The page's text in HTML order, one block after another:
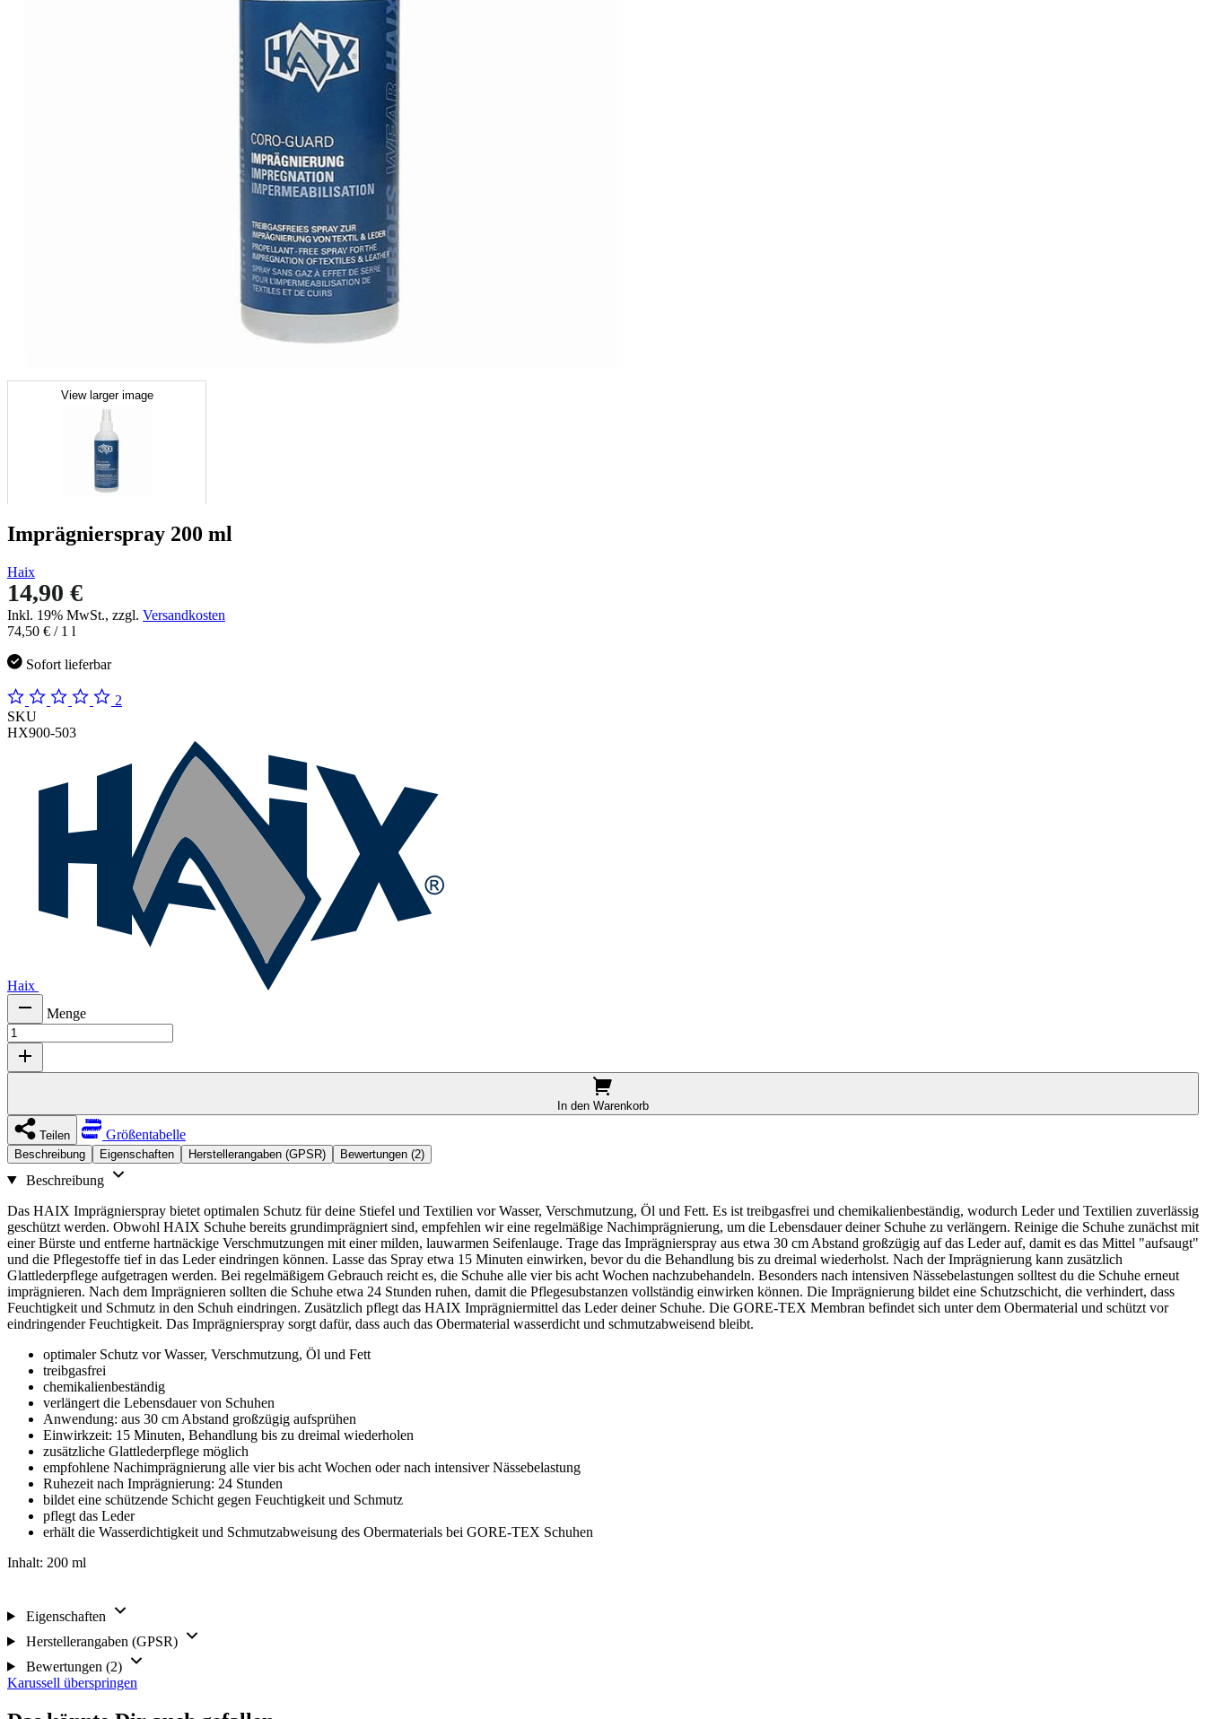
View larger image
Imprägnierspray 200 ml
Haix
14,90 €
Inkl. 19% MwSt., zzgl. Versandkosten
74,50 € / 1 l
Sofort lieferbar
2
SKU
HX900-503
Haix
Menge
In den Warenkorb
Teilen Größentabelle
Beschreibung Eigenschaften Herstellerangaben (GPSR) Bewertungen (2)
Beschreibung
Das HAIX Imprägnierspray bietet optimalen Schutz für deine Stiefel und Textilien vor Wasser, Verschmutzung, Öl und Fett. Es ist treibgasfrei und chemikalienbeständig, wodurch Leder und Textilien zuverlässig
geschützt werden. Obwohl HAIX Schuhe bereits grundimprägniert sind, empfehlen wir eine regelmäßige Nachimprägnierung, um die Lebensdauer deiner Schuhe zu verlängern. Reinige die Schuhe zunächst mit
einer Bürste und entferne hartnäckige Verschmutzungen mit einer milden, lauwarmen Seifenlauge. Trage das Imprägnierspray aus etwa 30 cm Abstand großzügig auf das Leder auf, damit es das Mittel "aufsaugt"
und die Pflegestoffe tief in das Leder eindringen können. Lasse das Spray etwa 15 Minuten einwirken, bevor du die Behandlung bis zu dreimal wiederholst. Nach der Imprägnierung kann zusätzlich
Glattlederpflege aufgetragen werden. Bei regelmäßigem Gebrauch reicht es, die Schuhe alle vier bis acht Wochen nachzubehandeln. Besonders nach intensiven Nässebelastungen solltest du die Schuhe erneut
imprägnieren. Nach dem Imprägnieren sollten die Schuhe etwa 24 Stunden ruhen, damit die Pflegesubstanzen vollständig einwirken können. Die Imprägnierung bildet eine Schutzschicht, die verhindert, dass
Feuchtigkeit und Schmutz in den Schuh eindringen. Zusätzlich pflegt das HAIX Imprägniermittel das Leder deiner Schuhe. Die GORE-TEX Membran befindet sich unter dem Obermaterial und schützt vor
eindringender Feuchtigkeit. Das Imprägnierspray sorgt dafür, dass auch das Obermaterial wasserdicht und schmutzabweisend bleibt.
optimaler Schutz vor Wasser, Verschmutzung, Öl und Fett
treibgasfrei
chemikalienbeständig
verlängert die Lebensdauer von Schuhen
Anwendung: aus 30 cm Abstand großzügig aufsprühen
Einwirkzeit: 15 Minuten, Behandlung bis zu dreimal wiederholen
zusätzliche Glattlederpflege möglich
empfohlene Nachimprägnierung alle vier bis acht Wochen oder nach intensiver Nässebelastung
Ruhezeit nach Imprägnierung: 24 Stunden
bildet eine schützende Schicht gegen Feuchtigkeit und Schmutz
pflegt das Leder
erhält die Wasserdichtigkeit und Schmutzabweisung des Obermaterials bei GORE-TEX Schuhen
Inhalt: 200 ml
Eigenschaften
Herstellerangaben (GPSR)
Bewertungen (2)
Karussell überspringen